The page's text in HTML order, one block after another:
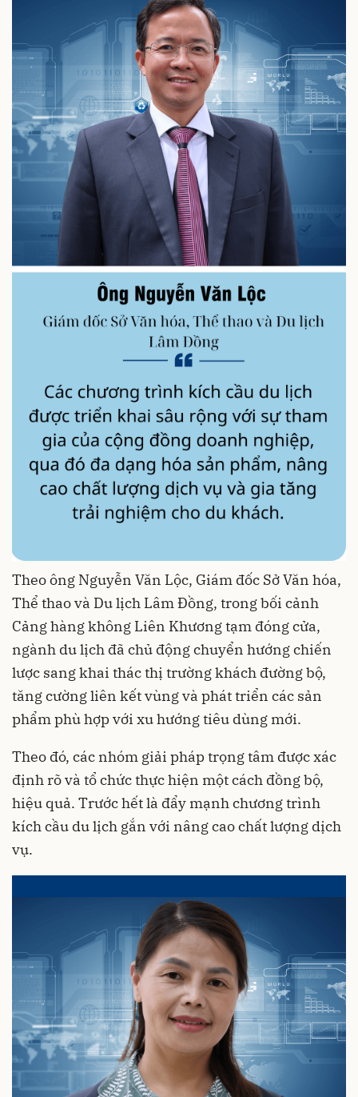
Theo ông Nguyễn Văn Lộc, Giám đốc Sở Văn hóa,
Thể thao và Du lịch Lâm Đồng, trong bối cảnh
Cảng hàng không Liên Khương tạm đóng cửa,
ngành du lịch đã chủ động chuyển hướng chiến
lược sang khai thác thị trường khách đường bộ,
tăng cường liên kết vùng và phát triển các sản
phẩm phù hợp với xu hướng tiêu dùng mới.
Theo đó, các nhóm giải pháp trọng tâm được xác
định rõ và tổ chức thực hiện một cách đồng bộ,
hiệu quả. Trước hết là đẩy mạnh chương trình
kích cầu du lịch gắn với nâng cao chất lượng dịch
vụ.